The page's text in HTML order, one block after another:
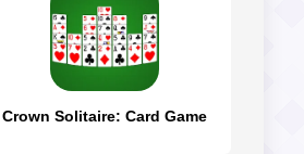
Crown Solitaire: Card Game